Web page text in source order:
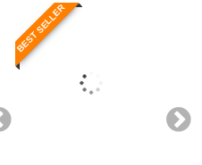
BEST SELLER